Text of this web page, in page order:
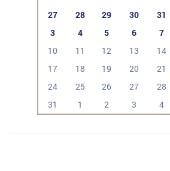
27
28 29 30 31
3
4 5 6 7
10
11 12 13 14
17
18 19 20 21
24
25 26 27 28
31
1 2 3 4